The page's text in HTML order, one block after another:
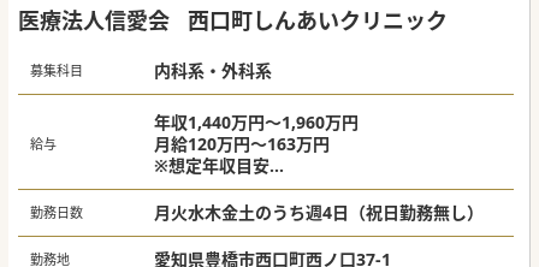
#秋入職可
医療法人信愛会 西口町しんあいクリニック
募集科目 内科系・外科系
給与
年収1,440万円〜1,960万円
月給120万円～163万円
※想定年収目安
卒後10年以下・週4日・OC4回/月の場合：年
収1,680万円
卒後11年以上・週4日・OC4回/月の場合：年
収1,840万円
勤務日数 月火水木金土のうち週4日（祝日勤務無し）
勤務地 愛知県豊橋市西口町西ノ口37-1